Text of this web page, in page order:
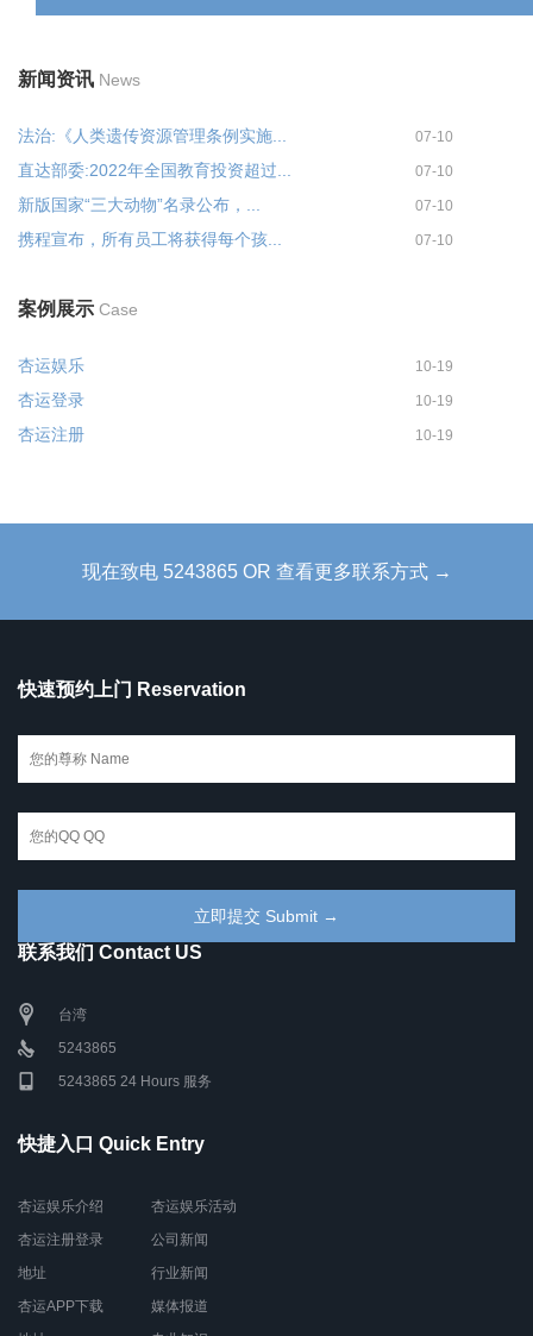
新闻资讯 News
法治:《人类遗传资源管理条例实施... 07-10
直达部委:2022年全国教育投资超过... 07-10
新版国家“三大动物”名录公布，... 07-10
携程宣布，所有员工将获得每个孩... 07-10
案例展示 Case
杏运娱乐 10-19
杏运登录 10-19
杏运注册 10-19
现在致电 5243865 OR 查看更多联系方式 →
快速预约上门 Reservation
联系我们 Contact US
台湾
5243865
5243865 24 Hours 服务
快捷入口 Quick Entry
杏运娱乐介绍
杏运注册登录
地址
杏运APP下载
杏运娱乐活动
公司新闻
行业新闻
媒体报道